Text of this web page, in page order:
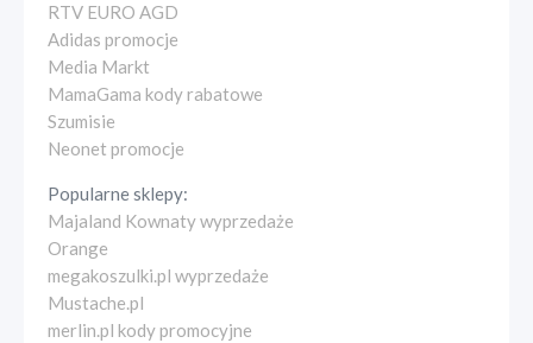
RTV EURO AGD
Adidas promocje
Media Markt
MamaGama kody rabatowe
Szumisie
Neonet promocje
Popularne sklepy:
Majaland Kownaty wyprzedaże
Orange
megakoszulki.pl wyprzedaże
Mustache.pl
merlin.pl kody promocyjne